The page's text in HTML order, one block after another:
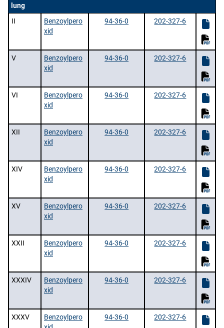
lung
II
Benzoylpero
xid
94-36-0 202-327-6
V
Benzoylpero
xid
94-36-0 202-327-6
VI
Benzoylpero
xid
94-36-0 202-327-6
XII
Benzoylpero
xid
94-36-0 202-327-6
XIV
Benzoylpero
xid
94-36-0 202-327-6
XV
Benzoylpero
xid
94-36-0 202-327-6
XXII
Benzoylpero
xid
94-36-0 202-327-6
XXXIV
Benzoylpero
xid
94-36-0 202-327-6
XXXV
Benzoylpero
94-36-0 202-327-6